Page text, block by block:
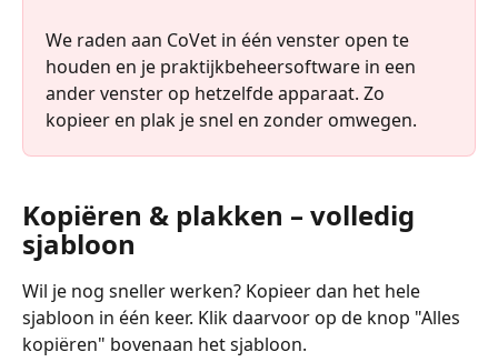
We raden aan CoVet in één venster open te
houden en je praktijkbeheersoftware in een
ander venster op hetzelfde apparaat. Zo
kopieer en plak je snel en zonder omwegen.
Kopiëren & plakken – volledig
sjabloon
Wil je nog sneller werken? Kopieer dan het hele
sjabloon in één keer. Klik daarvoor op de knop "Alles
kopiëren" bovenaan het sjabloon.